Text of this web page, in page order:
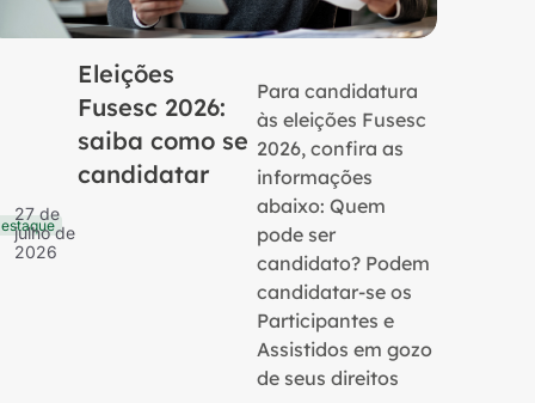
27 de
julho de
2026
Eleições
Fusesc 2026:
saiba como se
candidatar
Para candidatura
às eleições Fusesc
2026, confira as
informações
abaixo: Quem
pode ser
candidato? Podem
candidatar-se os
Participantes e
Assistidos em gozo
de seus direitos